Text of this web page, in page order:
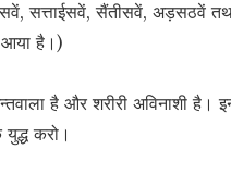
सत्ताईसवें, सैंतीसवें, अड़सठवें
आया है।)
है और शरीरी अविनाशी
करो।